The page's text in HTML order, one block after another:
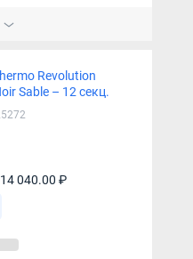
Revolution
Sable – 12 секц.
14 040.00 ₽